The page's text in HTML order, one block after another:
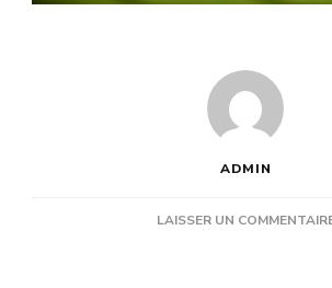
ADMIN
LAISSER UN